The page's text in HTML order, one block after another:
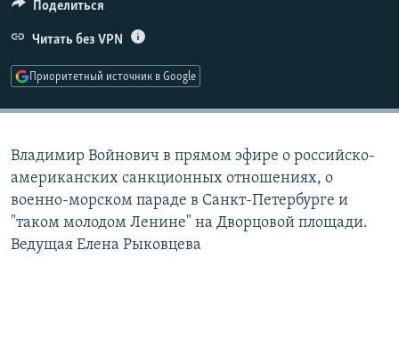
Поделиться
Читать без VPN
Приоритетный источник в Google
Владимир Войнович в прямом эфире о российско-
американских санкционных отношениях, о
военно-морском параде в Санкт-Петербурге и
"таком молодом Ленине" на Дворцовой площади.
Ведущая Елена Рыковцева